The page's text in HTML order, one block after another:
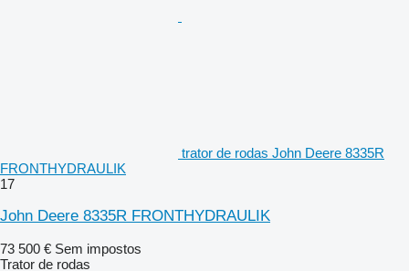
trator de rodas John Deere 8335R
FRONTHYDRAULIK
17
John Deere 8335R FRONTHYDRAULIK
73 500 € Sem impostos
Trator de rodas